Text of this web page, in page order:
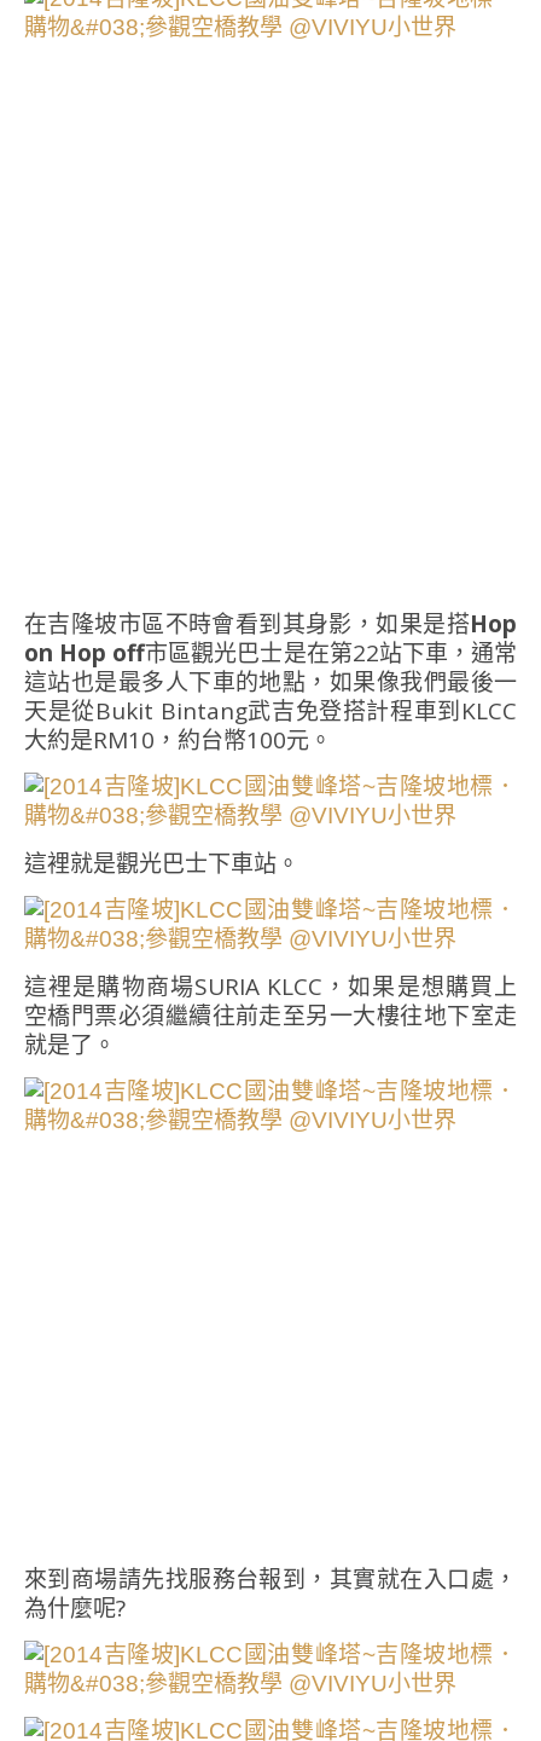
在吉隆坡市區不時會看到其身影，如果是搭Hop
on Hop off市區觀光巴士是在第22站下車，通常
這站也是最多人下車的地點，如果像我們最後一
天是從Bukit Bintang武吉免登搭計程車到KLCC
大約是RM10，約台幣100元。
這裡就是觀光巴士下車站。
這裡是購物商場SURIA KLCC，如果是想購買上
空橋門票必須繼續往前走至另一大樓往地下室走
就是了。
來到商場請先找服務台報到，其實就在入口處，
為什麼呢?